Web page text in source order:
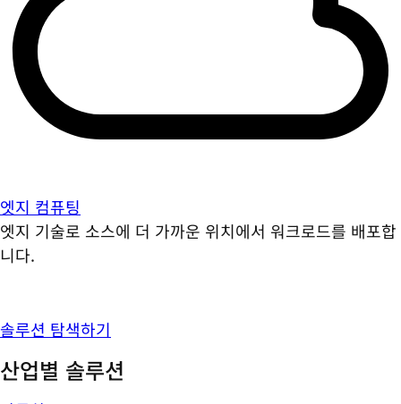
엣지 컴퓨팅
엣지 기술로 소스에 더 가까운 위치에서 워크로드를 배포합
니다.
솔루션 탐색하기
산업별 솔루션